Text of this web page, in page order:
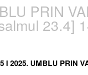
PRIN
23.4]
I 2025. UMBLU PRIN